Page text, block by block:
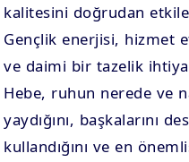
kalitesini doğrudan
Gençlik enerjisi, hizmet
ve daimi bir tazelik
Hebe, ruhun nerede ve
yaydığını, başkalarını
kullandığını ve en